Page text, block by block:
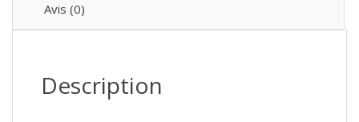
Avis (0)
Description